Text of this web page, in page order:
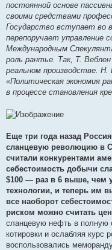
постоянной основе
своими средствами
Государство вступает
перепоручает управление
Международным
роль рантье. Так, Т.
реальном производстве. Н.
«Политическая экономия
в процессе становления
Еще три года назад
сланцевую революцию в
считали конкурентами
себестоимость добычи
$100 — раз в 6 выше, чем
технологии, и теперь им
все наоборот
риском можно считать
сланцевую нефть в полную
котировки и ослабляя
воспользовались